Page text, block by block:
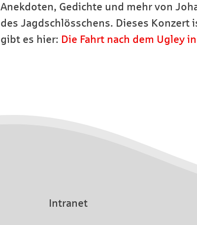
Anekdoten, Gedichte und mehr von
des Jagdschlösschens. Dieses
gibt es hier: Die Fahrt nach dem Ugley
Intranet